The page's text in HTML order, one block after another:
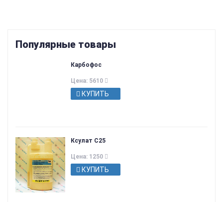
Популярные товары
Карбофос
Цена: 5610
КУПИТЬ
Ксулат С25
Цена: 1250
КУПИТЬ